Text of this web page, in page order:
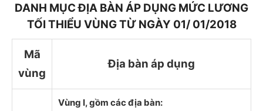
DANH MỤC ĐỊA BÀN ÁP DỤNG MỨC LƯƠNG
TỐI THIỂU VÙNG TỪ NGÀY 01/ 01/2018
Mã
vùng
Địa bàn áp dụng
Vùng I, gồm các địa bàn: